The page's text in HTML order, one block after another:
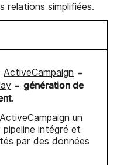
relations simplifiées.
ActiveCampaign =
= génération de
.
ActiveCampaign un
pipeline intégré et
par des données